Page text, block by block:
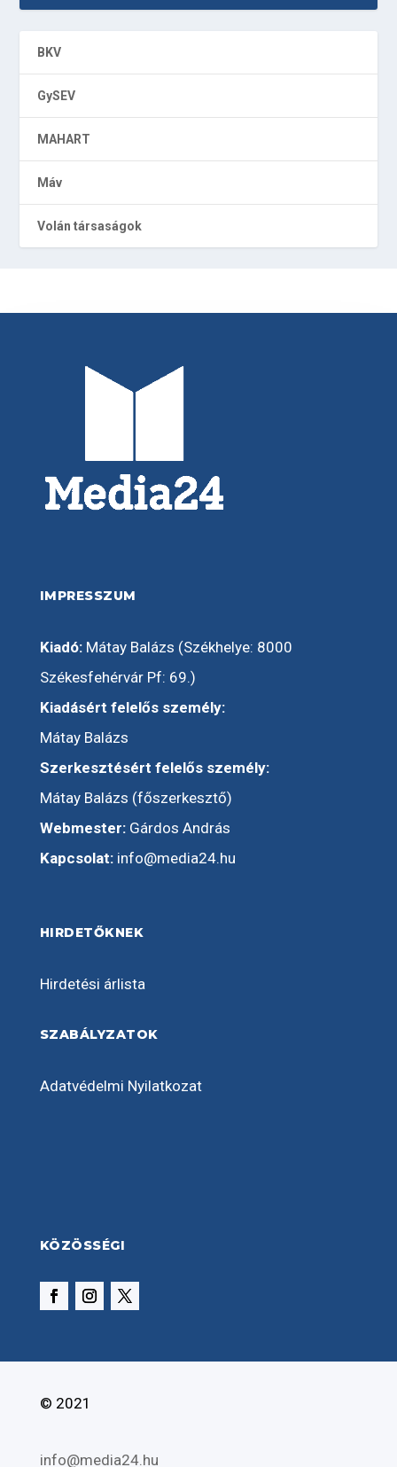
BKV
GySEV
MAHART
Máv
Volán társaságok
IMPRESSZUM
Kiadó:Mátay Balázs (Székhelye: 8000
Székesfehérvár Pf: 69.)
Kiadásért felelős személy:
Mátay Balázs
Szerkesztésért felelős személy:
Mátay Balázs (főszerkesztő)
Webmester:Gárdos András
Kapcsolat: info@media24.hu
HIRDETŐKNEK
Hirdetési árlista
SZABÁLYZATOK
Adatvédelmi Nyilatkozat
KÖZÖSSÉGI
© 2021
info@media24.hu